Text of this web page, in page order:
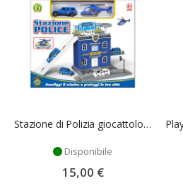
Stazione di Polizia giocattolo - Mazzeo Giocattoli
Disponibile
15,00 €